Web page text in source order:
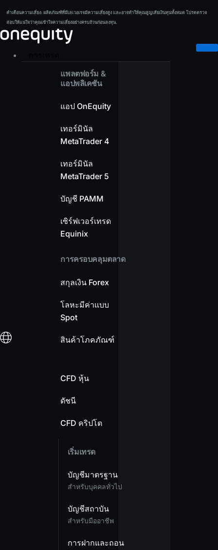
content
คำเตือนความเสี่ยง: ผลิตภัณฑ์ที่มีเลเวอเรจมีความเสี่ยงสูง และอาจทำให้คุณสูญเสียเงินทุนทั้งหมด โปรดตรวจ
สอบให้แน่ใจว่าคุณเข้าใจความเสี่ยงอย่างครบถ้วนก่อนลงทุน.
คำเตือนความเสี่ยง: ผลิตภัณฑ์ที่มีเลเวอเรจมีความเสี่ยงสูง และอาจทำให้คุณสูญเสียเงินทุนทั้งหมด โปรดตรวจ
สอบให้แน่ใจว่าคุณเข้าใจความเสี่ยงอย่างครบถ้วนก่อนลงทุน.
แพลตฟอร์ม &
แอปพลิเคชัน
แอป OnEquity
เทอร์มินัล
MetaTrader 4
เทอร์มินัล
MetaTrader 5
บัญชี PAMM
เซิร์ฟเวอร์เทรด
Equinix
การครอบคลุมตลาด
สกุลเงิน Forex
โลหะมีค่าแบบ
Spot
สินค้าโภคภัณฑ์
CFD หุ้น
ดัชนี
CFD คริปโต
เริ่มเทรด
บัญชีมาตรฐาน
สำหรับบุคคลทั่วไป
บัญชีสถาบัน
สำหรับมืออาชีพ
การฝากและถอน